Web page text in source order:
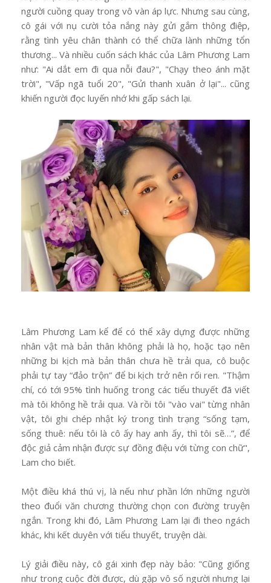
người cuồng quay trong vô vàn áp lực. Nhưng sau cùng,
cô gái với nụ cười tỏa nắng này gửi gắm thông điệp,
rằng tình yêu chân thành có thể chữa lành những tổn
thương... Và nhiều cuốn sách khác của Lâm Phương Lam
như: "Ai dắt em đi qua nỗi đau?", "Chạy theo ánh mặt
trời", "Vấp ngã tuổi 20", "Gửi thanh xuân ở lại"... cũng
khiến người đọc luyến nhớ khi gấp sách lại.
Lâm Phương Lam kể để có thể xây dựng được những
nhân vật mà bản thân không phải là họ, hoặc tạo nên
những bi kịch mà bản thân chưa hề trải qua, cô buộc
phải tự tay “đảo trộn” để bi kịch trở nên rối ren. "Thậm
chí, có tới 95% tình huống trong các tiểu thuyết đã viết
mà tôi không hề trải qua. Và rồi tôi "vào vai" từng nhân
vật, tôi ghi chép nhật ký trong tình trạng “sống tạm,
sống thuê: nếu tôi là cô ấy hay anh ấy, thì tôi sẽ…”, để
độc giả cảm nhận được sự đồng điệu với từng con chữ",
Lam cho biết.
Một điều khá thú vị, là nếu như phần lớn những người
theo đuổi văn chương thường chọn con đường truyện
ngắn. Trong khi đó, Lâm Phương Lam lại đi theo ngách
khác, khi kết duyên với tiểu thuyết, truyện dài.
Lý giải điều này, cô gái xinh đẹp này bảo: "Cũng giống
như trong cuộc đời được, dù gặp vô số người nhưng lại